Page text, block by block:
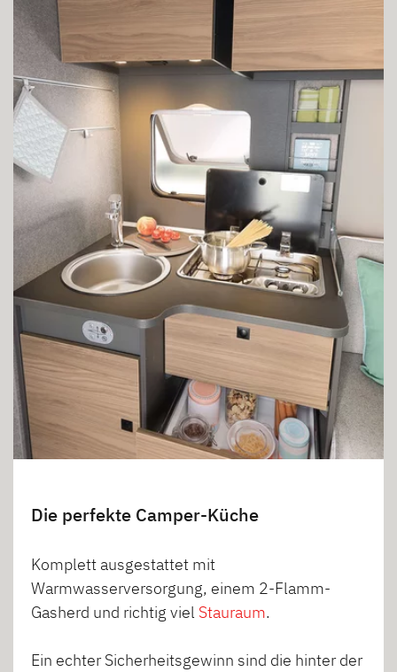
Die perfekte Camper-Küche
Komplett ausgestattet mit
Warmwasserversorgung, einem 2-Flamm-
Gasherd und richtig viel Stauraum.
Ein echter Sicherheitsgewinn sind die hinter der